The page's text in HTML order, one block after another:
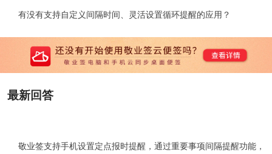
有没有支持自定义间隔时间、灵活设置循环提醒的应用？
最新回答
敬业签支持手机设置定点报时提醒，通过重要事项间隔提醒功能，